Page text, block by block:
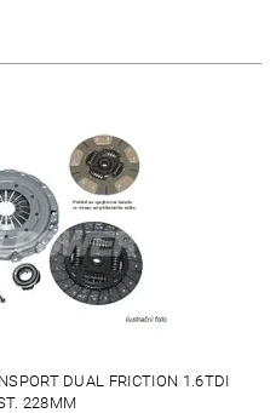
DUAL FRICTION 1.6TDI
228MM